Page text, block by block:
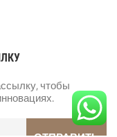
чтобы